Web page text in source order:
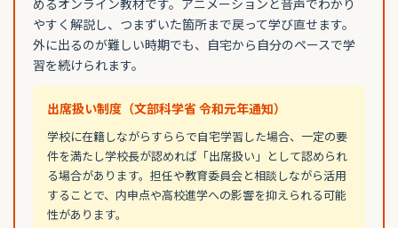
めるオンライン教材です。アニメーションと音声でわかり
やすく解説し、つまずいた箇所まで戻って学び直せます。
外に出るのが難しい時期でも、自宅から自分のペースで学
習を続けられます。
出席扱い制度（文部科学省 令和元年通知）
学校に在籍しながらすららで自宅学習した場合、一定の要
件を満たし学校長が認めれば「出席扱い」として認められ
る場合があります。担任や教育委員会と相談しながら活用
することで、内申点や高校進学への影響を抑えられる可能
性があります。